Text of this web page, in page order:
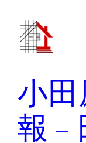
小
報 –